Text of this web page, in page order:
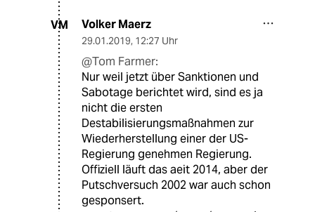
VM Volker Maerz
29.01.2019, 12:27 Uhr
@Tom Farmer:
Nur weil jetzt über Sanktionen und
Sabotage berichtet wird, sind es ja
nicht die ersten
Destabilisierungsmaßnahmen zur
Wiederherstellung einer der US-
Regierung genehmen Regierung.
Offiziell läuft das aeit 2014, aber der
Putschversuch 2002 war auch schon
gesponsert.